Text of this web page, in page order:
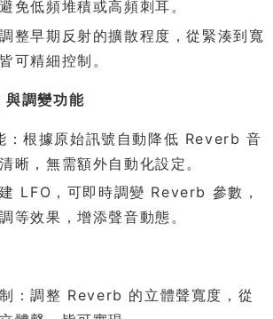
免低頻堆積或高頻刺耳。
整早期反射的擴散程度，從緊湊到寬
可精細控制。
調變功能
根據原始訊號自動降低 Reverb 音
晰，無需額外自動化設定。
LFO，可即時調變 Reverb 參數，
等效果，增添聲音動態。
：調整 Reverb 的立體聲寬度，從